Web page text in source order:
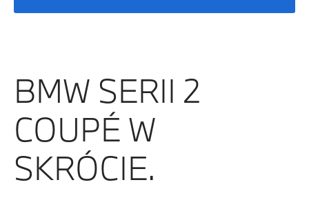
BMW SERII 2
COUPÉ W
SKRÓCIE.